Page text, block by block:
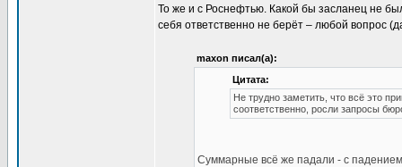
То же и с Роснефтью. Какой бы засланец не
себя ответственно не берёт – любой вопрос
maxon писал(а):
Цитата:
Не трудно заметить, что всё это
соответственно, росли запросы
Суммарные всё же падали - с